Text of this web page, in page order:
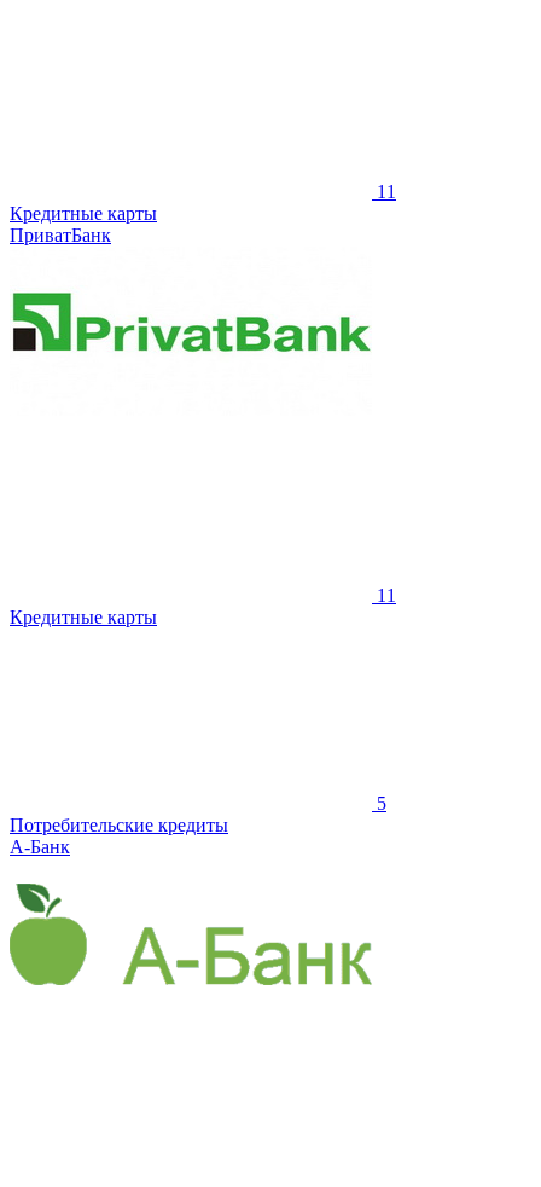
11
Кредитные карты
ПриватБанк
11
Кредитные карты
5
Потребительские кредиты
А-Банк